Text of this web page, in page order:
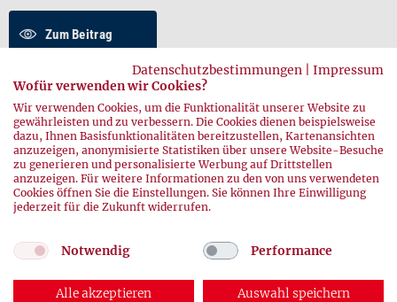
Zum Beitrag
Zusammenfassung
PDF herunterladen
Datenschutzbestimmungen
Impressum
Wofür verwenden wir Cookies?
Wir verwenden Cookies, um die Funktionalität unserer Website zu
gewährleisten und zu verbessern. Die Cookies dienen beispielsweise
dazu, Ihnen Basisfunktionalitäten bereitzustellen, Kartenansichten
anzuzeigen, anonymisierte Statistiken über unsere Website-Besuche
zu generieren und personalisierte Werbung auf Drittstellen
anzuzeigen. Für weitere Informationen zu den von uns verwendeten
Cookies öffnen Sie die Einstellungen. Sie können Ihre Einwilligung
jederzeit für die Zukunft widerrufen.
Notwendig Performance
Alle akzeptieren Auswahl speichern